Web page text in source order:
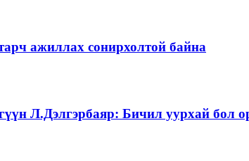
ажиллах сонирхолтой байна
Л.Дэлгэрбаяр: Бичил уурхай бол